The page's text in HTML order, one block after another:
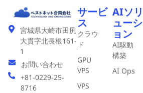
宮城県大崎市田尻
大貫字北長根161-
1
お問い合わせ
+81-0229-25-
8716
サービ
ス
クラウ
ド
GPU
VPS
VPS
AIソリ
ューシ
ョン
AI駆動
構築
AI Ops